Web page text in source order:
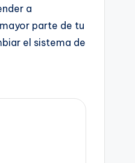
a
parte de tu
el sistema de